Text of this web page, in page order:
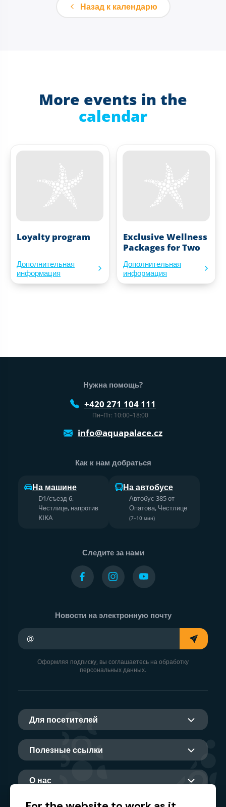
Назад к календарю
More events in the
calendar
Loyalty program
Дополнительная
информация
Exclusive Wellness
Packages for Two
Дополнительная
информация
Нижний колонтитул веб-сайта
Нужна помощь?
+420 271 104 111
Пн–Пт: 10:00–18:00
info@aquapalace.cz
Как к нам добраться
На машине
D1/съезд 6,
Честлице, напротив
KIKA
На автобусе
Автобус 385 от
Опатова, Честлице
(7–10 мин)
Следите за нами
Новости на электронную почту
Оформляя подписку, вы соглашаетесь на обработку
персональных данных.
Для посетителей
Полезные ссылки
О нас